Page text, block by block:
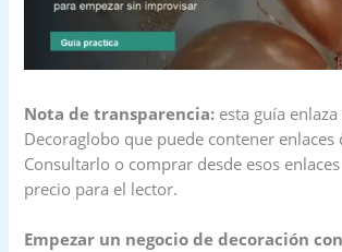
Nota de transparencia: esta guía
Decoraglobo que puede contener enlaces
Consultarlo o comprar desde esos
precio para el lector.
Empezar un negocio de decoración